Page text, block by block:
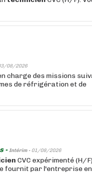
08/2026
charge des missions
de réfrigération et de
-Intérim - 01/08/2026
CVC expérimenté (H/
fournit par l'entreprise en